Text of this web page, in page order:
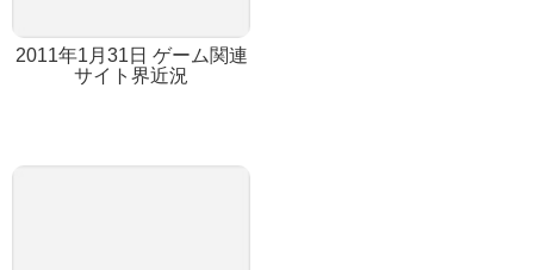
2011年1月31日 ゲーム関連
サイト界近況